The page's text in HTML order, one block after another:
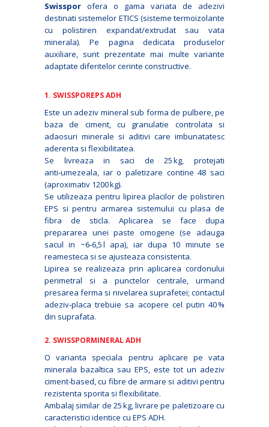
Swisspor ofera o gama variata de adezivi
destinati sistemelor ETICS (sisteme termoizolante
cu polistiren expandat/extrudat sau vata
minerala). Pe pagina dedicata produselor
auxiliare, sunt prezentate mai multe variante
adaptate diferitelor cerinte constructive.
1. SWISSPOREPS ADH
Este un adeziv mineral sub forma de pulbere, pe
baza de ciment, cu granulatie controlata si
adaosuri minerale si aditivi care imbunatatesc
aderenta si flexibilitatea.
Se livreaza in saci de 25 kg, protejati
anti‑umezeala, iar o paletizare contine 48 saci
(aproximativ 1200 kg).
Se utilizeaza pentru lipirea placilor de polistiren
EPS si pentru armarea sistemului cu plasa de
fibra de sticla. Aplicarea se face dupa
prepararea unei paste omogene (se adauga
sacul in ~6‑6,5 l apa), iar dupa 10 minute se
reamesteca si se ajusteaza consistenta.
Lipirea se realizeaza prin aplicarea cordonului
perimetral si a punctelor centrale, urmand
presarea ferma si nivelarea suprafetei; contactul
adeziv‑placa trebuie sa acopere cel putin 40 %
din suprafata.
2. SWISSPORMINERAL ADH
O varianta speciala pentru aplicare pe vata
minerala bazaltica sau EPS, este tot un adeziv
ciment‑based, cu fibre de armare si aditivi pentru
rezistenta sporita si flexibilitate.
Ambalaj similar de 25 kg, livrare pe paletizoare cu
caracteristici identice cu EPS ADH.